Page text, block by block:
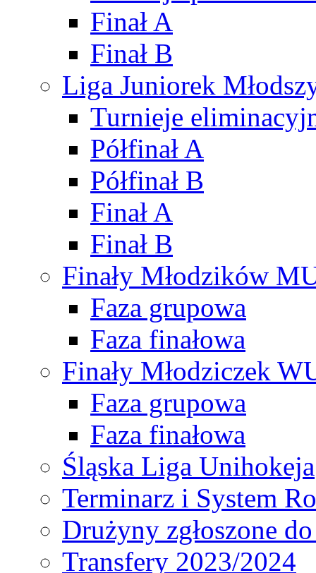
Finał A
Finał B
Liga Juniorek
Turnieje
Półfinał A
Półfinał B
Finał A
Finał B
Finały Młodzików
Faza grupowa
Faza finałowa
Finały Młodziczek
Faza grupowa
Faza finałowa
Śląska Liga Unihokeja
Terminarz i System
Drużyny zgłoszone
Transfery 2023/2024